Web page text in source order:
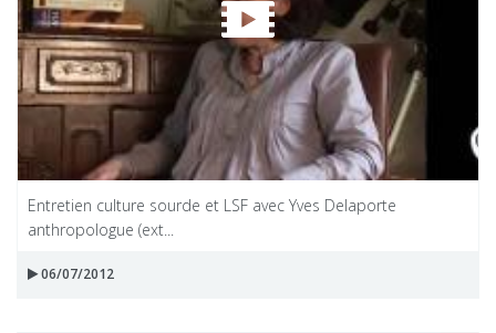
Entretien culture sourde et LSF avec Yves Delaporte
anthropologue (ext...
06/07/2012